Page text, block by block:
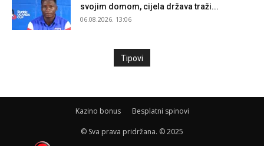
svojim domom, cijela država traži...
06.08.2026. 13:06
Tipovi
Kazino bonus Besplatni spinovi
© Sva prava pridržana. © 2025